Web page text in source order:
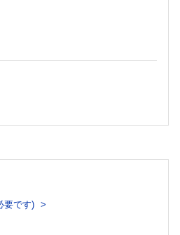
ヘルスプロモーション
的な能力と患者とのコミュニケ
要です)